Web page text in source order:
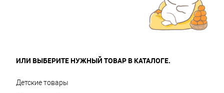
ИЛИ ВЫБЕРИТЕ НУЖНЫЙ ТОВАР В КАТАЛОГЕ.
Детские товары